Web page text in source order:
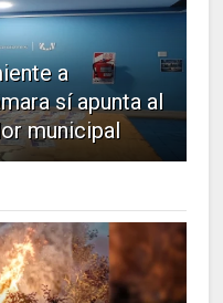
a
sí apunta al
municipal